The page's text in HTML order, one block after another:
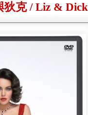
狄克 / Liz & Dick